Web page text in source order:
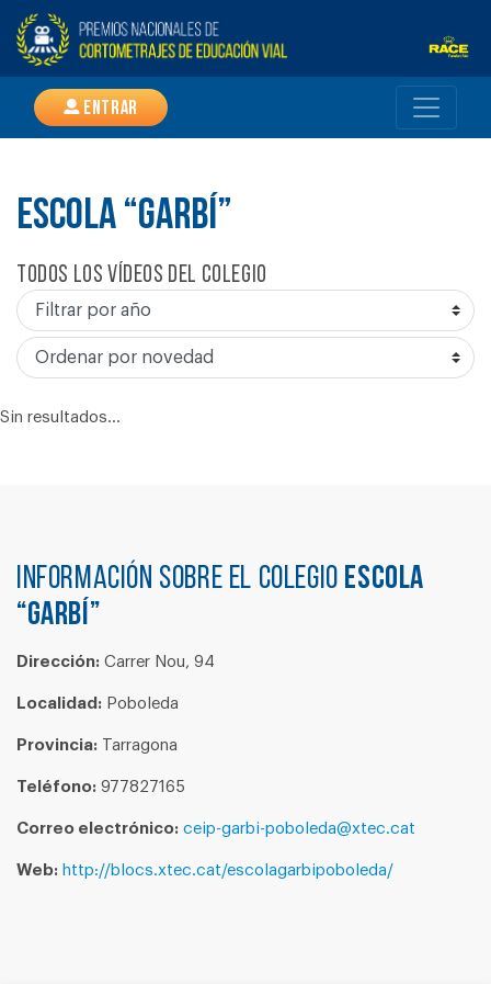
Entrar
ESCOLA “GARBÍ”
Todos los vídeos del colegio
Sin resultados...
Información sobre el colegio ESCOLA
“GARBÍ”
Dirección: Carrer Nou, 94
Localidad: Poboleda
Provincia: Tarragona
Teléfono: 977827165
Correo electrónico: ceip-garbi-poboleda@xtec.cat
Web: http://blocs.xtec.cat/escolagarbipoboleda/